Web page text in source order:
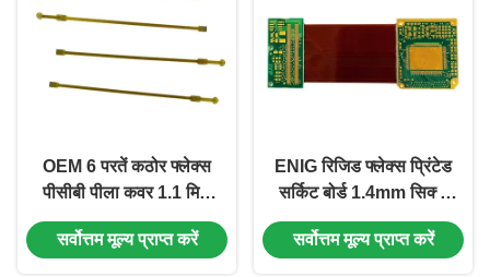
OEM 6 परतें कठोर फ्लेक्स
पीसीबी पीला कवर 1.1 मिमी
कोई सिल्कस्क्रीन फिल्म नहीं
सर्वोत्तम मूल्य प्राप्त करें
ENIG रिजिड फ्लेक्स प्रिंटेड
सर्किट बोर्ड 1.4mm सिक्स
लेयर PCB ग्रीन कवर फिल्म
सर्वोत्तम मूल्य प्राप्त करें